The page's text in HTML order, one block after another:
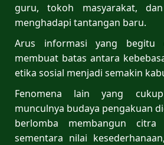
guru, tokoh masyarakat,
menghadapi tantangan baru.
Arus informasi yang begitu
membuat batas antara
etika sosial menjadi semakin
Fenomena lain yang
munculnya budaya pengakuan
berlomba membangun
sementara nilai